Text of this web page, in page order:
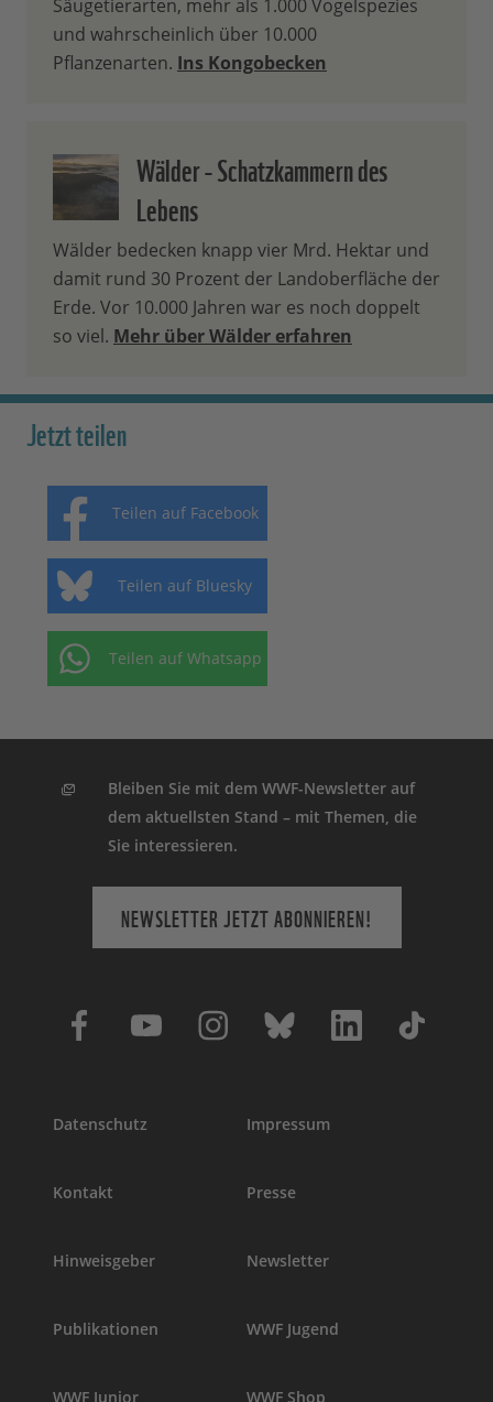
Säugetierarten, mehr als 1.000 Vogelspezies
und wahrscheinlich über 10.000
Pflanzenarten. Ins Kongobecken
Wälder - Schatzkammern des
Lebens
Wälder bedecken knapp vier Mrd. Hektar und
damit rund 30 Prozent der Landoberfläche der
Erde. Vor 10.000 Jahren war es noch doppelt
so viel. Mehr über Wälder erfahren
Jetzt teilen
Teilen auf Facebook
Teilen auf Bluesky
Teilen auf Whatsapp
Bleiben Sie mit dem WWF-Newsletter auf
dem aktuellsten Stand – mit Themen, die
Sie interessieren.
NEWSLETTER JETZT ABONNIEREN!
Datenschutz Impressum
Kontakt Presse
Hinweisgeber Newsletter
Publikationen WWF Jugend
WWF Junior WWF Shop